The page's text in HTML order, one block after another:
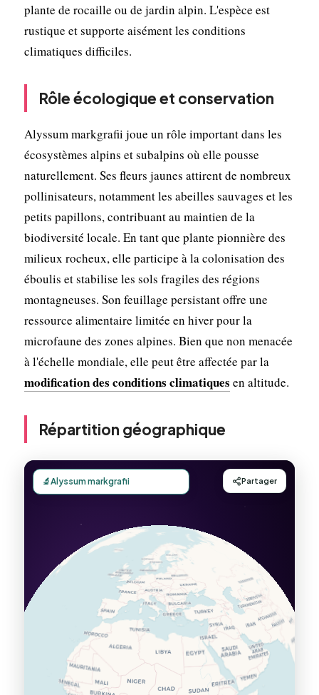
plante de rocaille ou de jardin alpin. L'espèce est
rustique et supporte aisément les conditions
climatiques difficiles.
Rôle écologique et conservation
Alyssum markgrafii joue un rôle important dans les
écosystèmes alpins et subalpins où elle pousse
naturellement. Ses fleurs jaunes attirent de nombreux
pollinisateurs, notamment les abeilles sauvages et les
petits papillons, contribuant au maintien de la
biodiversité locale. En tant que plante pionnière des
milieux rocheux, elle participe à la colonisation des
éboulis et stabilise les sols fragiles des régions
montagneuses. Son feuillage persistant offre une
ressource alimentaire limitée en hiver pour la
microfaune des zones alpines. Bien que non menacée
à l'échelle mondiale, elle peut être affectée par la
modification des conditions climatiques en altitude.
Répartition géographique